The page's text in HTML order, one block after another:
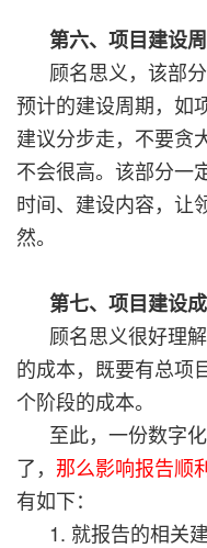
第六、项目建设周
顾名思义，该部分
预计的建设周期，如
建议分步走，不要贪
不会很高。该部分一
时间、建设内容，让
然。
第七、项目建设成
顾名思义很好理解
的成本，既要有总项
个阶段的成本。
至此，一份数字化
了， 那么影响报告顺
有如下：
1. 就报告的相关建